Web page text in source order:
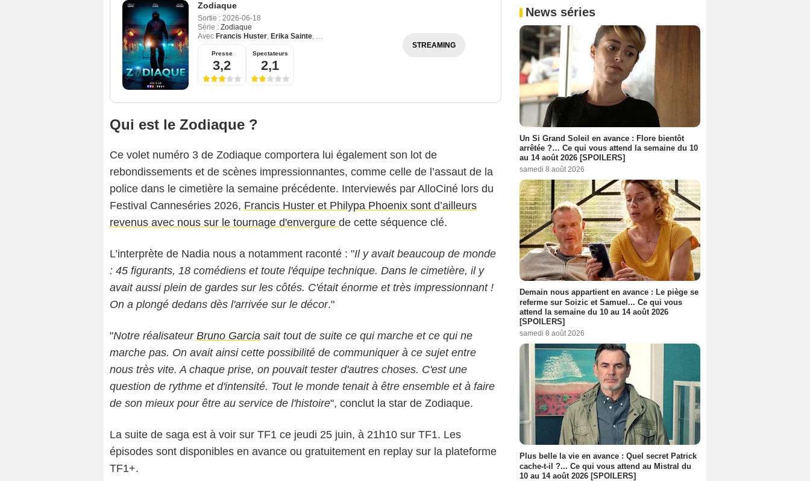
Zodiaque
Sortie : 2026-06-18
Série : Zodiaque
Avec Francis Huster, Erika Sainte, Philypa Phoenix
Presse
3,2
Spectateurs
2,1
STREAMING
Qui est le Zodiaque ?
Ce volet numéro 3 de Zodiaque comportera lui également son lot de
rebondissements et de scènes impressionnantes, comme celle de l’assaut de la
police dans le cimetière la semaine précédente. Interviewés par AlloCiné lors du
Festival Canneséries 2026, Francis Huster et Philypa Phoenix sont d’ailleurs
revenus avec nous sur le tournage d'envergure de cette séquence clé.
L’interprète de Nadia nous a notamment raconté : "Il y avait beaucoup de monde
: 45 figurants, 18 comédiens et toute l'équipe technique. Dans le cimetière, il y
avait aussi plein de gardes sur les côtés. C'était énorme et très impressionnant !
On a plongé dedans dès l'arrivée sur le décor."
"Notre réalisateur Bruno Garcia sait tout de suite ce qui marche et ce qui ne
marche pas. On avait ainsi cette possibilité de communiquer à ce sujet entre
nous très vite. A chaque prise, on pouvait tester d'autres choses. C'est une
question de rythme et d'intensité. Tout le monde tenait à être ensemble et à faire
de son mieux pour être au service de l'histoire", conclut la star de Zodiaque.
La suite de saga est à voir sur TF1 ce jeudi 25 juin, à 21h10 sur TF1. Les
épisodes sont disponibles en avance ou gratuitement en replay sur la plateforme
TF1+.
News séries
Un Si Grand Soleil en avance : Flore bientôt
arrêtée ?… Ce qui vous attend la semaine du 10
au 14 août 2026 [SPOILERS]
samedi 8 août 2026
Demain nous appartient en avance : Le piège se
referme sur Soizic et Samuel... Ce qui vous
attend la semaine du 10 au 14 août 2026
[SPOILERS]
samedi 8 août 2026
Plus belle la vie en avance : Quel secret Patrick
cache-t-il ?... Ce qui vous attend au Mistral du
10 au 14 août 2026 [SPOILERS]